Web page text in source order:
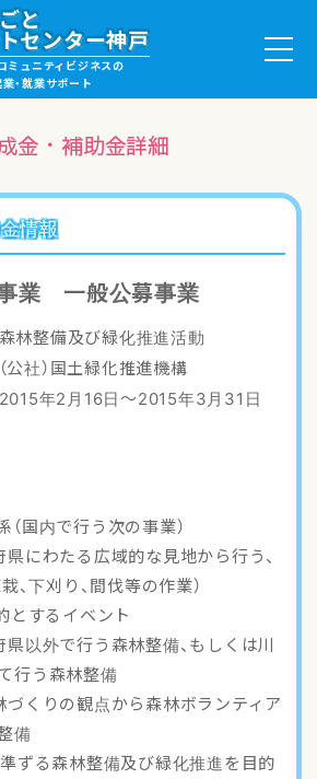
と
センター神戸
ミュニティビジネスの
・就業サポート
・ボランティア情報
講座・サロン情報
助成金・補助金情報
登録・お問い合わせ
金・補助金詳細
情報
業 一般公募事業
整備及び緑化推進活動
社）国土緑化推進機構
年2月16日〜2015年3月31日
国内で行う次の事業）
にわたる広域的な見地から行う、
、下刈り、間伐等の作業）
とするイベント
以外で行う森林整備、もしくは川
行う森林整備
くりの観点から森林ボランティア
備
ずる森林整備及び緑化推進を目的